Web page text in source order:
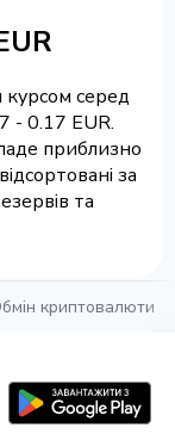
серед
- 0.17 EUR.
приблизно
за
та
криптовалюти в